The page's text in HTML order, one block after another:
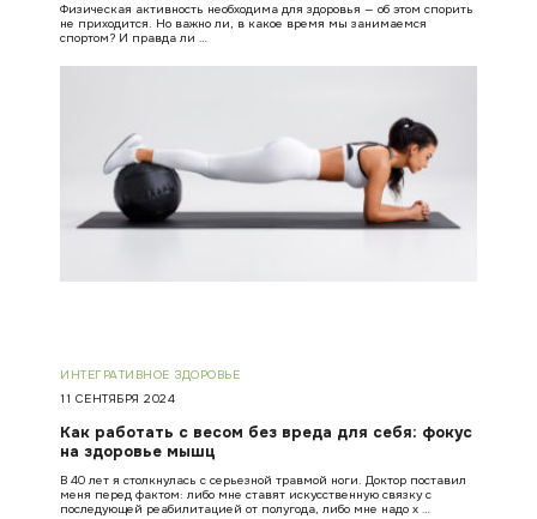
Физическая активность необходима для здоровья — об этом спорить
не приходится. Но важно ли, в какое время мы занимаемся
спортом? И правда ли …
ИНТЕГРАТИВНОЕ ЗДОРОВЬЕ
11 СЕНТЯБРЯ 2024
Как работать с весом без вреда для себя: фокус
на здоровье мышц
В 40 лет я столкнулась с серьезной травмой ноги. Доктор поставил
меня перед фактом: либо мне ставят искусственную связку с
последующей реабилитацией от полугода, либо мне надо х …